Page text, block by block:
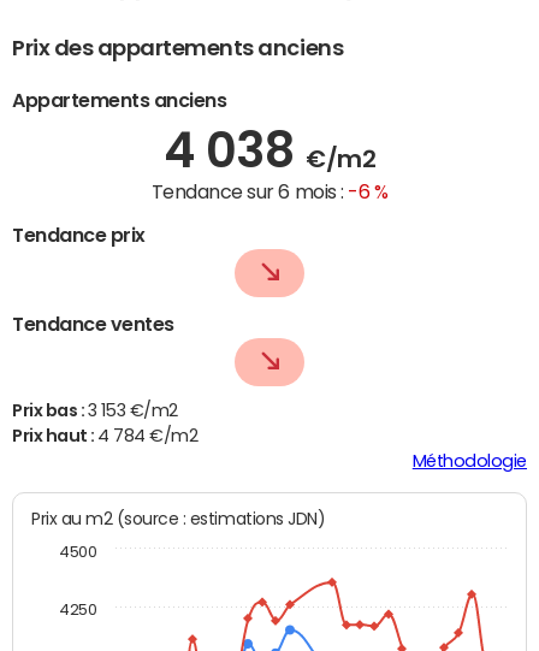
Prix des appartements anciens
Appartements anciens
4 038 €/m2
Tendance sur 6 mois : -6 %
Tendance prix
Tendance ventes
Prix bas : 3 153 €/m2
Prix haut : 4 784 €/m2
Méthodologie
Prix au m2 (source : estimations JDN)
4250
4500